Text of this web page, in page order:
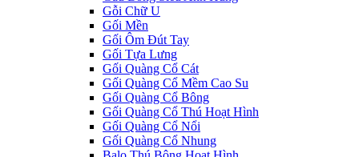
Gỗi Chữ U
Gối Mền
Gối Ôm Đút Tay
Gối Tựa Lưng
Gối Quàng Cổ Cát
Gối Quàng Cổ Mềm Cao Su
Gối Quàng Cổ Bông
Gối Quàng Cổ Thú Hoạt Hình
Gối Quàng Cổ Nổi
Gối Quàng Cổ Nhung